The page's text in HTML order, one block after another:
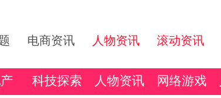
电商资讯 人物资讯 滚动资讯
科技探索 人物资讯 网络游戏